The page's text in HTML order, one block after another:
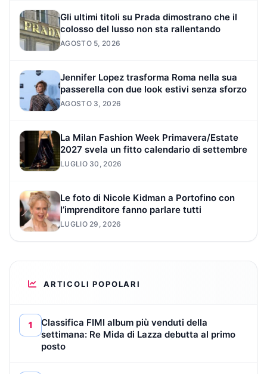
Gli ultimi titoli su Prada dimostrano che il
colosso del lusso non sta rallentando
AGOSTO 5, 2026
Jennifer Lopez trasforma Roma nella sua
passerella con due look estivi senza sforzo
AGOSTO 3, 2026
La Milan Fashion Week Primavera/Estate
2027 svela un fitto calendario di settembre
LUGLIO 30, 2026
Le foto di Nicole Kidman a Portofino con
l’imprenditore fanno parlare tutti
LUGLIO 29, 2026
ARTICOLI POPOLARI
1
Classifica FIMI album più venduti della
settimana: Re Mida di Lazza debutta al primo
posto